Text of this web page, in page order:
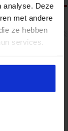
analyse. Deze
met andere
ze hebben
services.